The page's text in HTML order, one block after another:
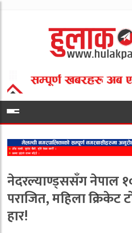
नेदरल्याण्ड्ससँग नेपाल
पराजित, महिला क्रिकेट
हार!